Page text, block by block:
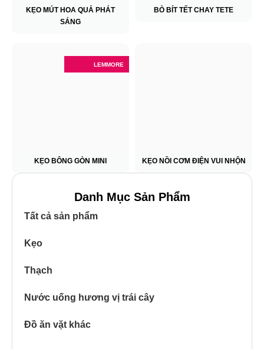
KẸO MÚT HOA QUẢ PHÁT
SÁNG
BÒ BÍT TẾT CHAY TETE
LEMMORE
KẸO BÔNG GÒN MINI KẸO NỒI CƠM ĐIỆN VUI NHỘN
Danh Mục Sản Phẩm
Tất cả sản phẩm
Kẹo
Thạch
Nước uống hương vị trái cây
Đồ ăn vặt khác